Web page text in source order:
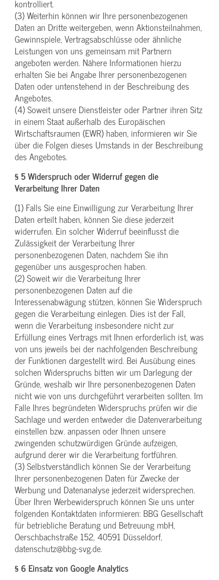
kontrolliert.
(3) Weiterhin können wir Ihre personenbezogenen
Daten an Dritte weitergeben, wenn Aktionsteilnahmen,
Gewinnspiele, Vertragsabschlüsse oder ähnliche
Leistungen von uns gemeinsam mit Partnern
angeboten werden. Nähere Informationen hierzu
erhalten Sie bei Angabe Ihrer personenbezogenen
Daten oder untenstehend in der Beschreibung des
Angebotes.
(4) Soweit unsere Dienstleister oder Partner ihren Sitz
in einem Staat außerhalb des Europäischen
Wirtschaftsraumen (EWR) haben, informieren wir Sie
über die Folgen dieses Umstands in der Beschreibung
des Angebotes.
§ 5 Widerspruch oder Widerruf gegen die
Verarbeitung Ihrer Daten
(1) Falls Sie eine Einwilligung zur Verarbeitung Ihrer
Daten erteilt haben, können Sie diese jederzeit
widerrufen. Ein solcher Widerruf beeinflusst die
Zulässigkeit der Verarbeitung Ihrer
personenbezogenen Daten, nachdem Sie ihn
gegenüber uns ausgesprochen haben.
(2) Soweit wir die Verarbeitung Ihrer
personenbezogenen Daten auf die
Interessenabwägung stützen, können Sie Widerspruch
gegen die Verarbeitung einlegen. Dies ist der Fall,
wenn die Verarbeitung insbesondere nicht zur
Erfüllung eines Vertrags mit Ihnen erforderlich ist, was
von uns jeweils bei der nachfolgenden Beschreibung
der Funktionen dargestellt wird. Bei Ausübung eines
solchen Widerspruchs bitten wir um Darlegung der
Gründe, weshalb wir Ihre personenbezogenen Daten
nicht wie von uns durchgeführt verarbeiten sollten. Im
Falle Ihres begründeten Widerspruchs prüfen wir die
Sachlage und werden entweder die Datenverarbeitung
einstellen bzw. anpassen oder Ihnen unsere
zwingenden schutzwürdigen Gründe aufzeigen,
aufgrund derer wir die Verarbeitung fortführen.
(3) Selbstverständlich können Sie der Verarbeitung
Ihrer personenbezogenen Daten für Zwecke der
Werbung und Datenanalyse jederzeit widersprechen.
Über Ihren Werbewiderspruch können Sie uns unter
folgenden Kontaktdaten informieren: BBG Gesellschaft
für betriebliche Beratung und Betreuung mbH,
Oerschbachstraße 152, 40591 Düsseldorf,
datenschutz@bbg-svg.de.
§ 6 Einsatz von Google Analytics